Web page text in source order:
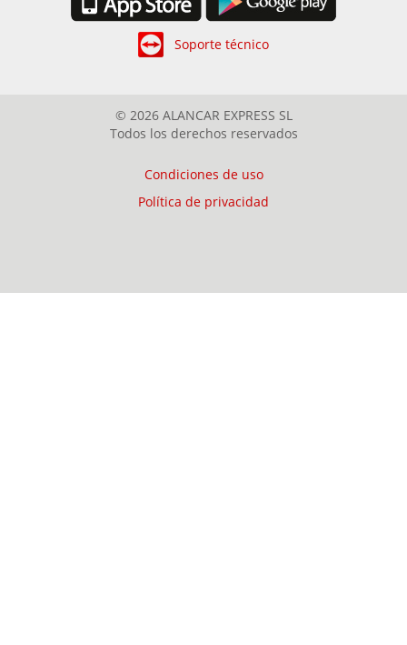
Soporte técnico
© 2026 ALANCAR EXPRESS SL
Todos los derechos reservados
Condiciones de uso
Política de privacidad